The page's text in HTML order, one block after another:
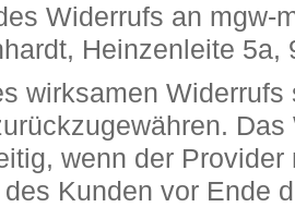
Widerrufs an mgw-
Heinzenleite 5a,
wirksamen
wenn der
Kunden vor Ende